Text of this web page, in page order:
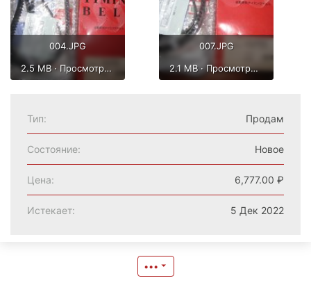
004.JPG
2.5 MB · Просмотры: 666
007.JPG
2.1 MB · Просмотры: 442
Тип Продам
Состояние Новое
Цена 6,777.00 ₽
Истекает 5 Дек 2022
•••